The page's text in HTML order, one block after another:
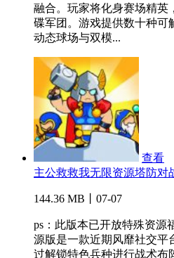
融合。玩家将化身赛场精英
碟军团。游戏提供数十种可
动态球场与双模...
查看
主公救救我无限资源塔防对
144.36 MB丨07-07
ps：此版本已开放特殊资源
源版是一款近期风靡社交平
过解锁特色兵种进行战术布